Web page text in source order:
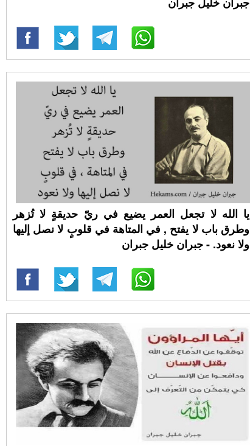
يا الله لا تجعل العمر يضيع في ريّ حديقةٍ لا تُزهر
وطرق باب لا يفتح , في المتاهة في قلوبٍ لا نصل إليها
ولا نعود. - جبران خليل جبران